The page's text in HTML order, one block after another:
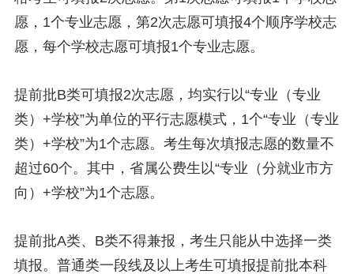
愿，1个专业志愿，第2次志愿可填报4个顺序学校志
愿，每个学校志愿可填报1个专业志愿。
提前批B类可填报2次志愿，均实行以“专业（专业
类）+学校”为单位的平行志愿模式，1个“专业（专业
类）+学校”为1个志愿。考生每次填报志愿的数量不
超过60个。其中，省属公费生以“专业（分就业市方
向）+学校”为1个志愿。
提前批A类、B类不得兼报，考生只能从中选择一类
填报。普通类一段线及以上考生可填报提前批本科